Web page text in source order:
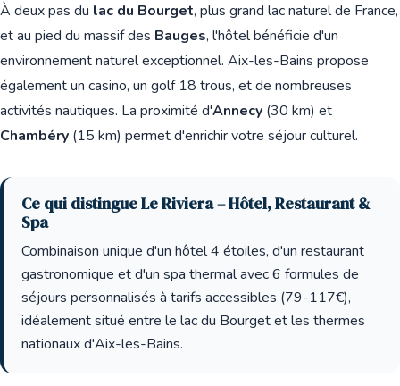
À deux pas du lac du Bourget, plus grand lac naturel de France,
et au pied du massif des Bauges, l'hôtel bénéficie d'un
environnement naturel exceptionnel. Aix-les-Bains propose
également un casino, un golf 18 trous, et de nombreuses
activités nautiques. La proximité d'Annecy (30 km) et
Chambéry (15 km) permet d'enrichir votre séjour culturel.
Ce qui distingue Le Riviera – Hôtel, Restaurant &
Spa
Combinaison unique d'un hôtel 4 étoiles, d'un restaurant
gastronomique et d'un spa thermal avec 6 formules de
séjours personnalisés à tarifs accessibles (79-117€),
idéalement situé entre le lac du Bourget et les thermes
nationaux d'Aix-les-Bains.